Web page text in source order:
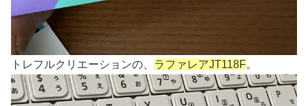
トレフルクリエーションの、 ラファレアJT118F。